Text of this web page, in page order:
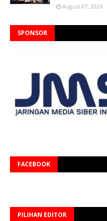
August 07, 2026
SPONSOR
FACEBOOK
PILIHAN EDITOR